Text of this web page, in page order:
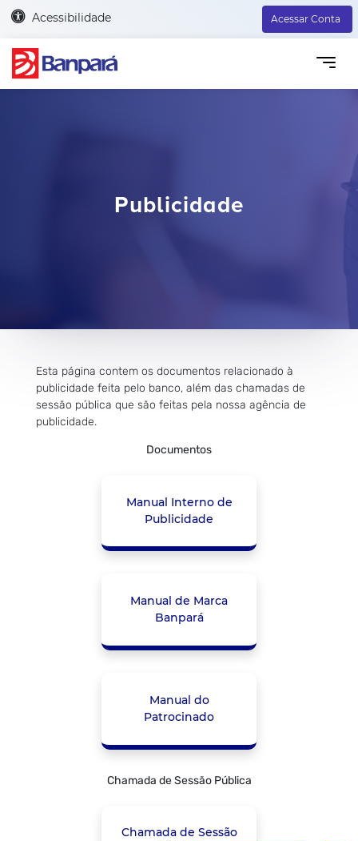
Acessibilidade Acessar Conta
Publicidade
Esta página contem os documentos relacionado à
publicidade feita pelo banco, além das chamadas de
sessão pública que são feitas pela nossa agência de
publicidade.
Documentos
Manual Interno de
Publicidade
Manual de Marca
Banpará
Manual do
Patrocinado
Chamada de Sessão Pública
Chamada de Sessão